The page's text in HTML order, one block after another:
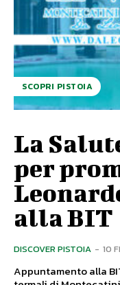
SCOPRI PISTOIA
La
per
alla BIT
DISCOVER PISTOIA - 10
Appuntamento alla